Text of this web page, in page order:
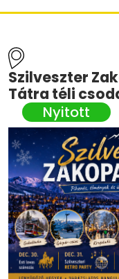
Szilveszter
Tátra téli